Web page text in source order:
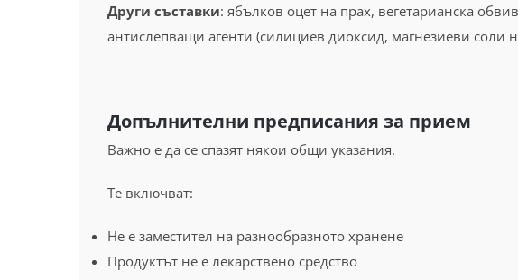
Други съставки: ябълков оцет на прах, вегетарианска
антислепващи агенти (силициев диоксид, магнезиеви соли
Допълнителни предписания за прием
Важно е да се спазят някои общи указания.
Те включват:
Не е заместител на разнообразното хранене
Продуктът не е лекарствено средство